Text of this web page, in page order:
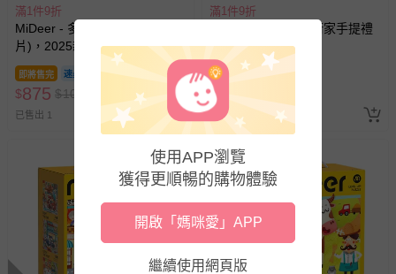
滿1件9折
MiDeer - 多彩透光雪花片(500
片)，2025新版
即將售完
$875 $1080
已售出 1
滿1件9折
MiDeer - 六合一藝術家手提禮
盒套組
即將售完
$940
已售出 8
3
使用APP瀏覽
獲得更順暢的購物體驗
開啟「媽咪愛」APP
繼續使用網頁版